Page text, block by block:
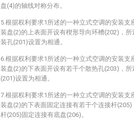
盘(4)的轴线对称分布。
5.根据权利要求1所述的一种立式空调的安装支
装盘(2)的上表面开设有楔形导向环槽(202)，
装孔(201)设置为相通。
6.根据权利要求1所述的一种立式空调的安装支
装盘(2)的下表面开设有若干个散热孔(203)，
(201)设置为相通。
7.根据权利要求1所述的一种立式空调的安装支
装盘(2)的下表面固定连接有若干个连接杆
杆(205)固定连接有底盘(206)。